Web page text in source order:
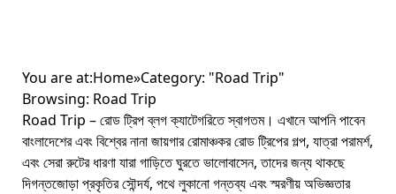
You are at:Home»Category: "Road Trip"
Browsing: Road Trip
Road Trip – রোড ট্রিপ ব্লগ ক্যাটেগরিতে স্বাগতম। এখানে আপনি পাবেন
বাংলাদেশের এবং বিশ্বের নানা জায়গার রোমাঞ্চকর রোড ট্রিপের গল্প, যাত্রা পরামর্শ,
এবং সেরা রুটের ধারণা যারা গাড়িতে ঘুরতে ভালোবাসেন, তাদের জন্য থাকছে
দিগন্তজোড়া প্রকৃতির সৌন্দর্য, পথে লুকানো গন্তব্য এবং স্মরণীয় অভিজ্ঞতার